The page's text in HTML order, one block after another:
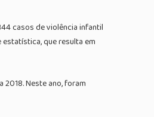
casos de violência infantil
que resulta em
2018. Neste ano, foram